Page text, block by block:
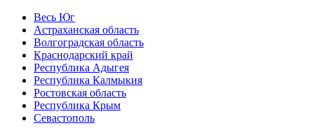
Весь Юг
Астраханская область
Волгоградская область
Краснодарский край
Республика Адыгея
Республика Калмыкия
Ростовская область
Республика Крым
Севастополь